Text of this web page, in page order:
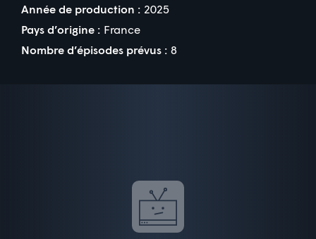
Année de production : 2025
Pays d’origine : France
Nombre d’épisodes prévus : 8